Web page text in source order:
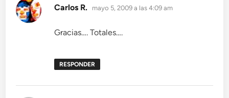
Carlos R. dice:
mayo 5, 2009 a las 4:09 am
Gracias…. Totales….
RESPONDER